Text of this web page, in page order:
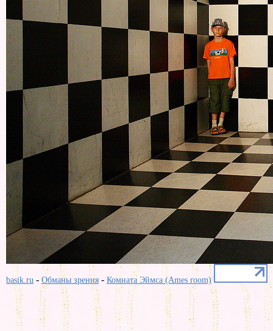
basik.ru - Обманы зрения - Комната Эймса (Ames room)